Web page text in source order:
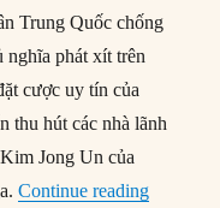
Trung Quốc chống
nghĩa phát xít trên
cược uy tín của
thu hút các nhà lãnh
Jong Un của
Continue reading“Trung